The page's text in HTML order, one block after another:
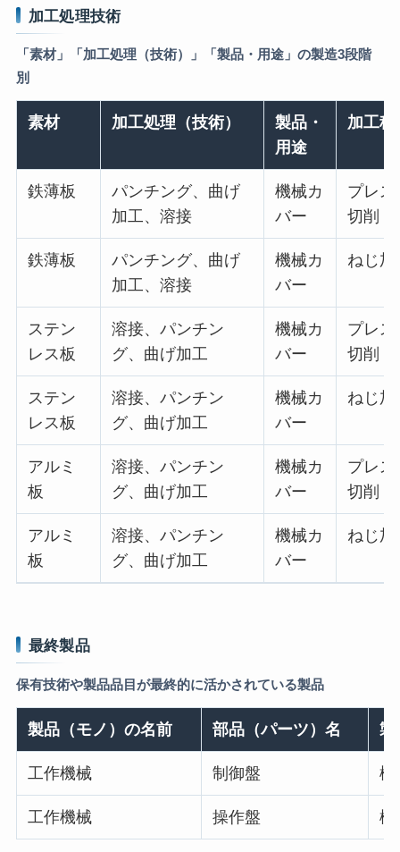
加工処理技術
「素材」「加工処理（技術）」「製品・用途」の製造3段階
別
素材 加工処理（技術）
製品・
用途
加工種
鉄薄板
パンチング、曲げ
加工、溶接
機械カ
バー
プレ
切削・
鉄薄板
パンチング、曲げ
加工、溶接
機械カ
バー
ねじ
ステン
レス板
溶接、パンチン
グ、曲げ加工
機械カ
バー
プレ
切削・
ステン
レス板
溶接、パンチン
グ、曲げ加工
機械カ
バー
ねじ
アルミ
板
溶接、パンチン
グ、曲げ加工
機械カ
バー
プレ
切削・
アルミ
板
溶接、パンチン
グ、曲げ加工
機械カ
バー
ねじ
最終製品
保有技術や製品品目が最終的に活かされている製品
製品（モノ）の名前 部品（パーツ）名 製
工作機械 制御盤 機
工作機械 操作盤 機